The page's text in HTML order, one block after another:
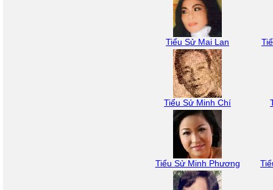
Tiểu Sử Mai Lan
Tiểu Sử Minh Chí
Tiểu Sử Minh Phương